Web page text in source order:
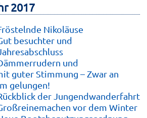
2017
Nikoläuse
besuchter und
und
guter Stimmung – Zwar an
gelungen!
der Jungendwanderfahrt
vor dem Winter